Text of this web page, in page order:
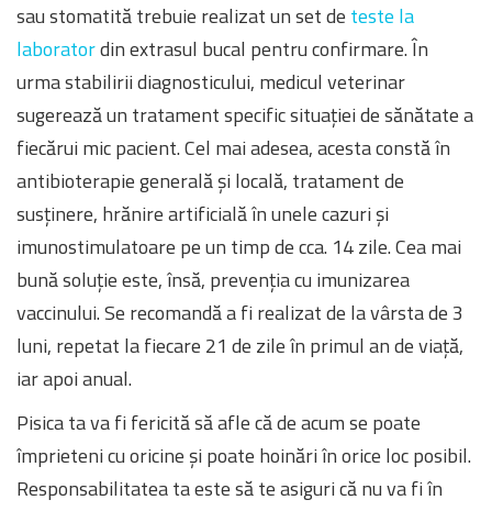
sau stomatită trebuie realizat un set de teste la
laboratordin extrasul bucal pentru confirmare. În
urma stabilirii diagnosticului, medicul veterinar
sugerează un tratament specific situației de sănătate a
fiecărui mic pacient. Cel mai adesea, acesta constă în
antibioterapie generală și locală, tratament de
susținere, hrănire artificială în unele cazuri și
imunostimulatoare pe un timp de cca. 14 zile. Cea mai
bună soluție este, însă, prevenția cu imunizarea
vaccinului. Se recomandă a fi realizat de la vârsta de 3
luni, repetat la fiecare 21 de zile în primul an de viață,
iar apoi anual.
Pisica ta va fi fericită să afle că de acum se poate
împrieteni cu oricine și poate hoinări în orice loc posibil.
Responsabilitatea ta este să te asiguri că nu va fi în